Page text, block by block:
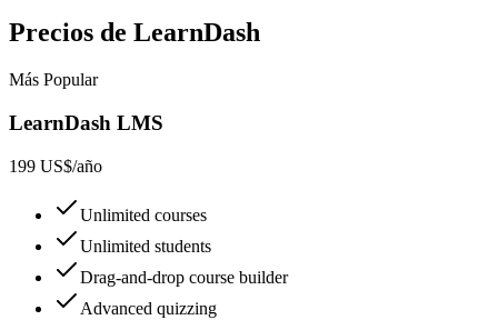
Precios de LearnDash
Más Popular
LearnDash LMS
199 US$/año
Unlimited courses
Unlimited students
Drag-and-drop course builder
Advanced quizzing